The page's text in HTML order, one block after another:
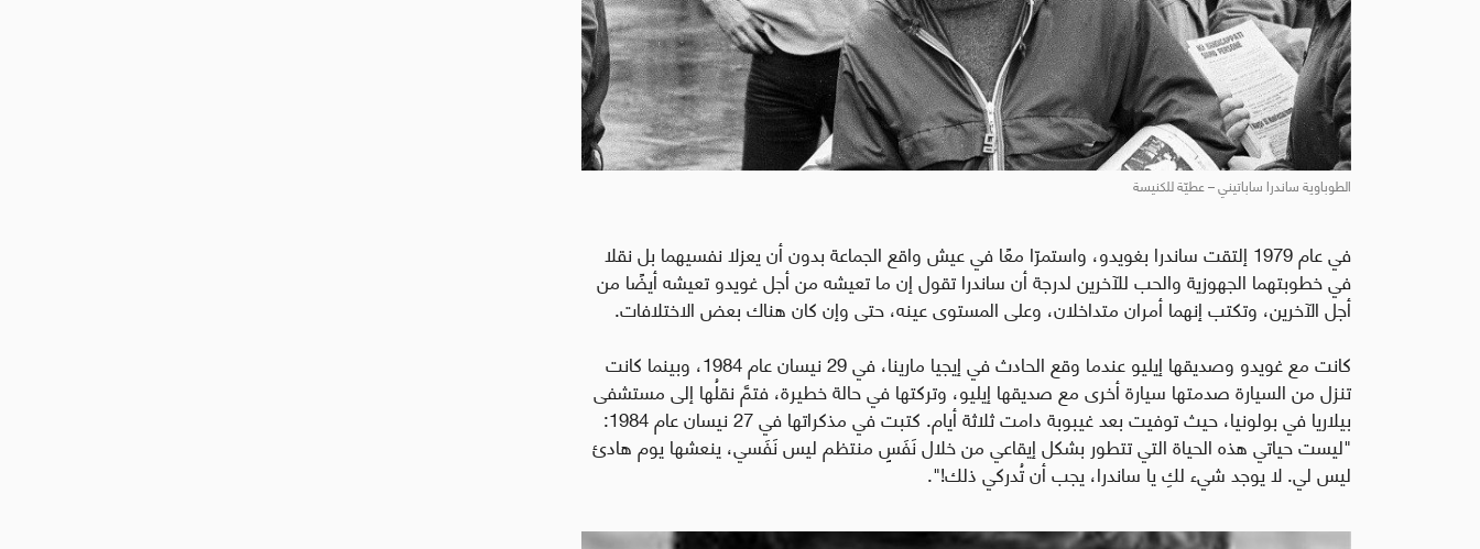
الطوباوية ساندرا ساباتيني – عطيّة للكنيسة
في عام 1979 إلتقت ساندرا بغويدو، واستمرّا معًا في عيش واقع الجماعة بدون أن يعزلا نفسيهما بل نقلا
في خطوبتهما الجهوزية والحب للآخرين لدرجة أن ساندرا تقول إن ما تعيشه من أجل غويدو تعيشه أيضًا من
أجل الآخرين، وتكتب إنهما أمران متداخلان، وعلى المستوى عينه، حتى وإن كان هناك بعض الاختلافات.
كانت مع غويدو وصديقها إيليو عندما وقع الحادث في إيجيا مارينا، في 29 نيسان عام 1984، وبينما كانت
تنزل من السيارة صدمتها سيارة أخرى مع صديقها إيليو، وتركتها في حالة خطيرة، فتمَّ نقلُها إلى مستشفى
بيلاريا في بولونيا، حيث توفيت بعد غيبوبة دامت ثلاثة أيام. كتبت في مذكراتها في 27 نيسان عام 1984:
"ليست حياتي هذه الحياة التي تتطور بشكل إيقاعي من خلال نَفَسٍ منتظم ليس نَفَسي، ينعشها يوم هادئ
ليس لي. لا يوجد شيء لكِ يا ساندرا، يجب أن تُدركي ذلك!".